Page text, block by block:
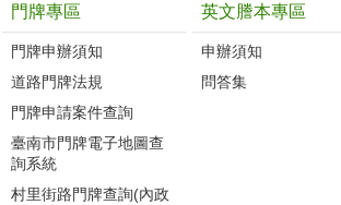
門牌專區
門牌申辦須知
道路門牌法規
門牌申請案件查詢
臺南市門牌電子地圖查
詢系統
村里街路門牌查詢(內政
英文謄本專區
申辦須知
問答集